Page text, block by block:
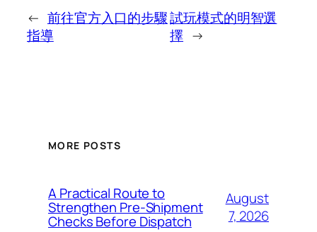
← 前往官方入口的步驟
指導
試玩模式的明智選
擇 →
MORE POSTS
A Practical Route to
Strengthen Pre-Shipment
Checks Before Dispatch
August
7, 2026